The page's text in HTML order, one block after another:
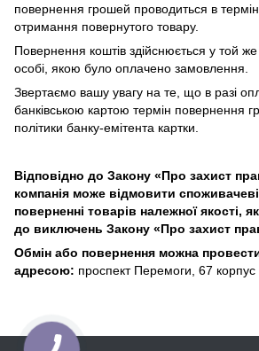
повернення грошей проводиться в
отримання повернутого товару.
Повернення коштів здійснюється у той же
особі, якою було оплачено замовлення.
Звертаємо вашу увагу на те, що в разі
банківською картою термін повернення
політики банку-емітента картки.
Відповідно до Закону «Про захист
компанія може відмовити споживачеві
поверненні товарів належної якості,
до виключень Закону «Про захист
Обмін або повернення можна
адресою: проспект Перемоги, 67 корпус